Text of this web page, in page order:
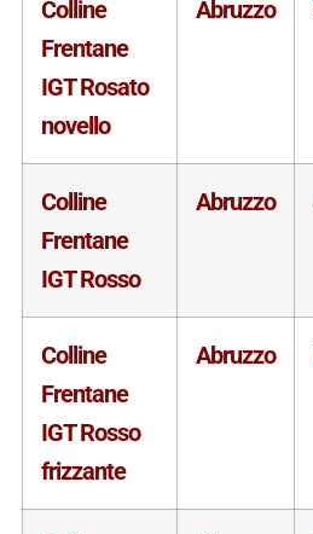
Colline
Frentane
IGT Rosato
novello
Abruzzo
Colline
Frentane
IGT Rosso
Abruzzo
Colline
Frentane
IGT Rosso
frizzante
Abruzzo